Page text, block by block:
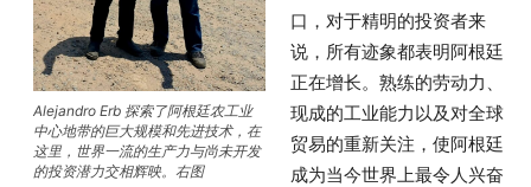
Alejandro Erb 探索了阿根廷农工业
中心地带的巨大规模和先进技术，在
这里，世界一流的生产力与尚未开发
的投资潜力交相辉映。右图
口，对于精明的投资者来
说，所有迹象都表明阿根廷
正在增长。熟练的劳动力、
现成的工业能力以及对全球
贸易的重新关注，使阿根廷
成为当今世界上最令人兴奋